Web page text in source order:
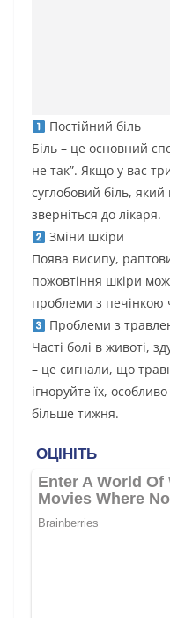
Постійний біль
Біль – це основний
не так”. Якщо у вас
суглобовий біль,
зверніться до лікаря.
Зміни шкіри
Поява висипу,
пожовтіння шкіри
проблеми з печінкою
Проблеми з
Часті болі в животі,
– це сигнали, що
ігноруйте їх,
більше тижня.